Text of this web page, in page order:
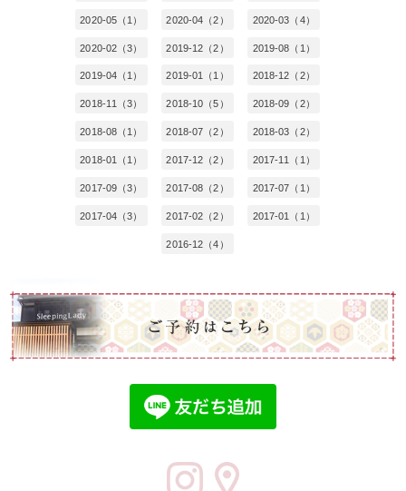
2020-05（1） 2020-04（2） 2020-03（4）
2020-02（3） 2019-12（2） 2019-08（1）
2019-04（1） 2019-01（1） 2018-12（2）
2018-11（3） 2018-10（5） 2018-09（2）
2018-08（1） 2018-07（2） 2018-03（2）
2018-01（1） 2017-12（2） 2017-11（1）
2017-09（3） 2017-08（2） 2017-07（1）
2017-04（3） 2017-02（2） 2017-01（1）
2016-12（4）